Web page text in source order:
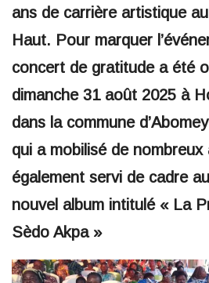
ans de carrière artistique
Haut. Pour marquer
concert de gratitude a été
dimanche 31 août 2025 à
dans la commune
qui a mobilisé de
également servi de cadre
nouvel album intitulé « La
Sèdo Akpa »